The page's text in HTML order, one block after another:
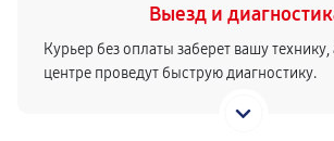
Выезд и
Курьер без оплаты заберет вашу
центре проведут быструю диагностику.